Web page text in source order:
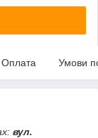
Оплата Умови
вул.